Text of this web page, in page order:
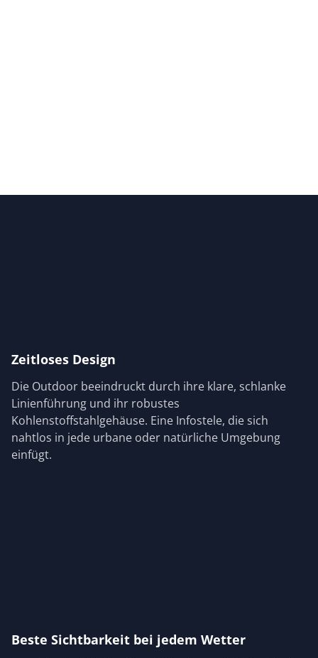
Zeitloses Design
Die Outdoor beeindruckt durch ihre klare, schlanke
Linienführung und ihr robustes
Kohlenstoffstahlgehäuse. Eine Infostele, die sich
nahtlos in jede urbane oder natürliche Umgebung
einfügt.
Beste Sichtbarkeit bei jedem Wetter